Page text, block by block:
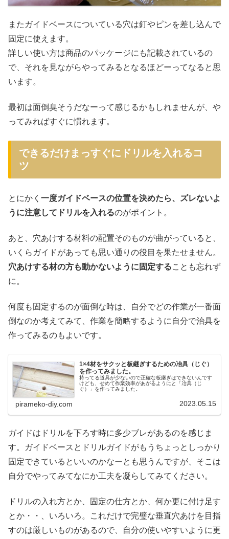
またガイドベースについている穴は釘やピンを差し込んで
固定に使えます。
詳しい使い方は商品のパッケージにも記載されているの
で、それを見ながらやってみるとなるほどーってなると思
います。
最初は面倒臭そうだなーって感じるかもしれませんが、や
ってみればすぐに慣れます。
できるだけまっすぐにドリルを入れるコ
ツ
とにかく 一度ガイドベースの位置を決めたら、ズレないよ
うに注意してドリルを入れるのがポイント。
あと、穴あけする材料の配置そのものが曲がっていると、
いくらガイドがあっても思い通りの役目を果たせません。
穴あけする材の方も動かないように固定することも忘れず
に。
何度も固定するのが面倒な時は、自分でどの作業が一番面
倒なのか考えてみて、作業を簡略するように自分で治具を
作ってみるのもよいです。
1×4材をサクッと板継ぎするための冶具（じぐ）
を作ってみました。
持ってる道具が少ないので正確な板継ぎはできないんです
けども、せめて作業効率があがるようにと「冶具（じ
ぐ）」を作ってみました。
pirameko-diy.com 2023.05.15
ガイドはドリルを下ろす時に多少ブレがあるのを感じま
す。ガイドベースとドリルガイドがもうちょっとしっかり
固定できているといいのかなーとも思うんですが、そこは
自分でやってみてなにか工夫を凝らしてみてください。
ドリルの入れ方とか、固定の仕方とか、何か更に付け足す
とか・・、いろいろ。これだけで完璧な垂直穴あけを目指
すのは厳しいものがあるので、自分の使いやすいように更